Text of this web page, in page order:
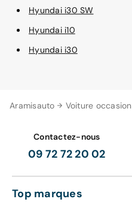
Aramisauto Voiture occasion
Hyundai i30 SW
Hyundai i10
Hyundai i30
Contactez-nous
09 72 72 20 02
Top marques